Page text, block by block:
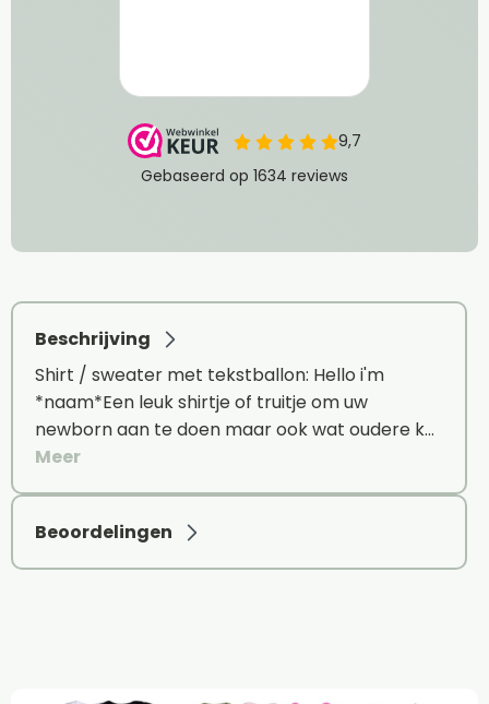
Beschrijving
Shirt / sweater met tekstballon: Hello i'm
*naam*Een leuk shirtje of truitje om uw
newborn aan te doen maar ook wat oudere k…
Meer
Beoordelingen